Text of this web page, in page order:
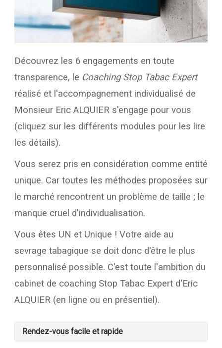
Découvrez les 6 engagements en toute
transparence, le Coaching Stop Tabac Expert
réalisé et l'accompagnement individualisé de
Monsieur Eric ALQUIER s'engage pour vous
(cliquez sur les différents modules pour les lire
les détails).
Vous serez pris en considération comme entité
unique. Car toutes les méthodes proposées sur
le marché rencontrent un problème de taille ; le
manque cruel d'individualisation.
Vous êtes UN et Unique ! Votre aide au
sevrage tabagique se doit donc d'être le plus
personnalisé possible. C'est toute l'ambition du
cabinet de coaching Stop Tabac Expert d'Eric
ALQUIER (en ligne ou en présentiel).
Rendez-vous facile et rapide